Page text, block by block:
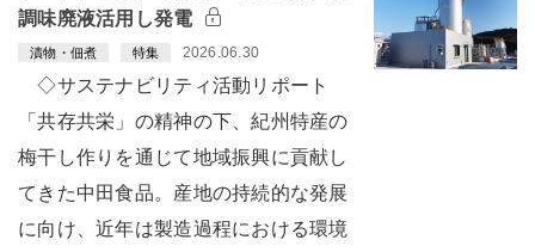
調味廃液活用し発電
漬物・佃煮 特集 2026.06.30
◇サステナビリティ活動リポート
「共存共栄」の精神の下、紀州特産の
梅干し作りを通じて地域振興に貢献し
てきた中田食品。産地の持続的な発展
に向け、近年は製造過程における環境